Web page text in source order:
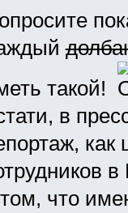
такой!
в
что